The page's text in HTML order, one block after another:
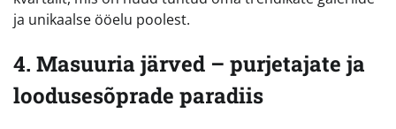
ja unikaalse ööelu poolest.
4. Masuuria järved – purjetajate ja
loodusesõprade paradiis